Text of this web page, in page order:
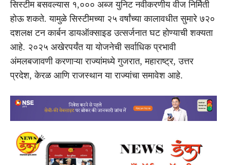
सिस्टीम बसवल्यास १,००० अब्ज युनिट नवीकरणीय वीज निर्मिती
होऊ शकते. यामुळे सिस्टीमच्या २५ वर्षांच्या कालावधीत सुमारे ७२०
दशलक्ष टन कार्बन डायऑक्साइड उत्सर्जनात घट होण्याची शक्यता
आहे. २०२५ अखेरपर्यंत या योजनेची सर्वाधिक प्रभावी
अंमलबजावणी करणाऱ्या राज्यांमध्ये गुजरात, महाराष्ट्र, उत्तर
प्रदेश, केरळ आणि राजस्थान या राज्यांचा समावेश आहे.